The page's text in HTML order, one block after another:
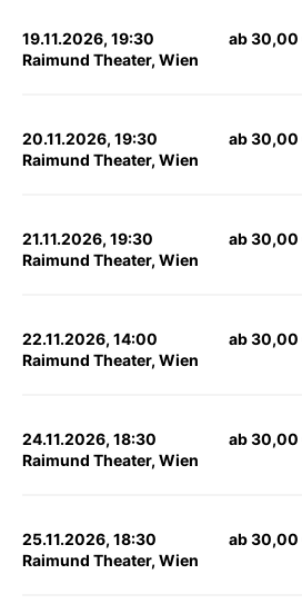
19.11.2026, 19:30
Raimund Theater, Wien
ab 30,00
20.11.2026, 19:30
Raimund Theater, Wien
ab 30,00
21.11.2026, 19:30
Raimund Theater, Wien
ab 30,00
22.11.2026, 14:00
Raimund Theater, Wien
ab 30,00
24.11.2026, 18:30
Raimund Theater, Wien
ab 30,00
25.11.2026, 18:30
Raimund Theater, Wien
ab 30,00